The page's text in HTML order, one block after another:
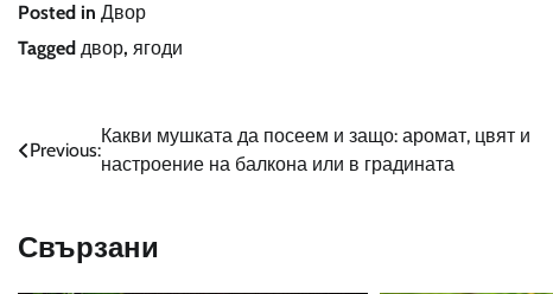
Posted in Двор
Tagged двор, ягоди
Навигация
Previous:
Какви мушката да посеем и защо: аромат, цвят и
настроение на балкона или в градината
Свързани